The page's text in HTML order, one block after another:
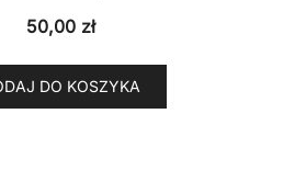
50,00 zł
DO KOSZYKA